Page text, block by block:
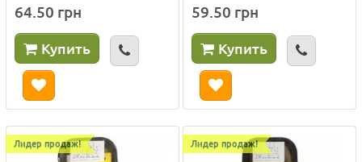
64.50 грн
Купить
59.50 грн
Купить
Лидер продаж! Лидер продаж!